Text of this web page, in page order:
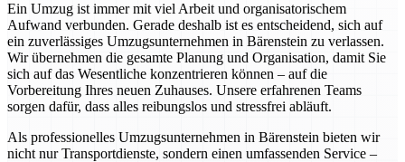
Ein Umzug ist immer mit viel Arbeit und organisatorischem
Aufwand verbunden. Gerade deshalb ist es entscheidend, sich auf
ein zuverlässiges Umzugsunternehmen in Bärenstein zu verlassen.
Wir übernehmen die gesamte Planung und Organisation, damit Sie
sich auf das Wesentliche konzentrieren können – auf die
Vorbereitung Ihres neuen Zuhauses. Unsere erfahrenen Teams
sorgen dafür, dass alles reibungslos und stressfrei abläuft.
Als professionelles Umzugsunternehmen in Bärenstein bieten wir
nicht nur Transportdienste, sondern einen umfassenden Service –